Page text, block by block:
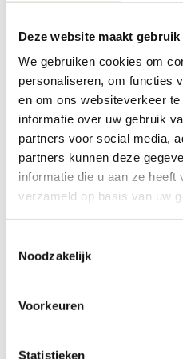
Deze website maakt
We gebruiken cookies om
personaliseren, om functies
en om ons websiteverkeer
informatie over uw gebruik
partners voor social media,
partners kunnen deze
informatie die u aan ze
verzameld op basis van uw
Noodzakelijk
Voorkeuren
Statistieken
voert ze de intakes
zichtbaar blij mee is. Dat
grote rol in haar
stagebegeleider Dennis
“Hij laat me los en
wat ik doe.
Ook buiten het werk vindt
haar jongere broer, die